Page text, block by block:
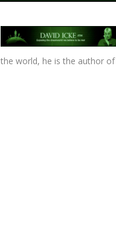
the world, he is the author